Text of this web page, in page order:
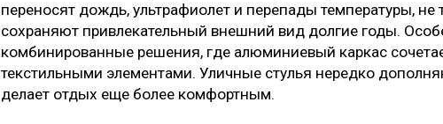
переносят дождь, ультрафиолет и перепады температуры, не
сохраняют привлекательный внешний вид долгие годы.
комбинированные решения, где алюминиевый каркас
текстильными элементами. Уличные стулья нередко
делает отдых еще более комфортным.